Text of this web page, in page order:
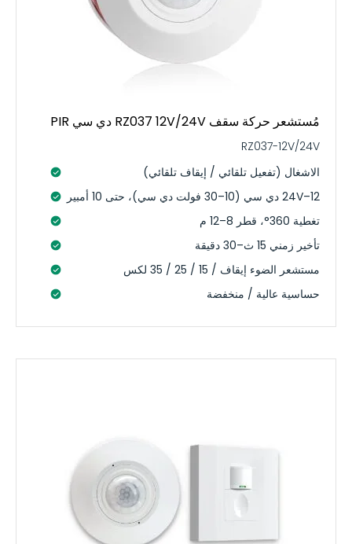
مُستشعر حركة سقف RZ037 12V/24V دي سي PIR
RZ037-12V/24V
الاشغال (تفعيل تلقائي / إيقاف تلقائي)
12–24V دي سي (10–30 فولت دي سي)، حتى 10 أمبير
تغطية 360°، قطر 8–12 م
تأخير زمني 15 ث–30 دقيقة
مستشعر الضوء إيقاف / 15 / 25 / 35 لكس
حساسية عالية / منخفضة